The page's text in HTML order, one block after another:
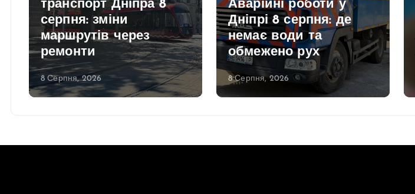
транспорт Дніпра 8
серпня: зміни
маршрутів через
ремонти
8 Серпня, 2026
Аварійні роботи у
Дніпрі 8 серпня: де
немає води та
обмежено рух
8 Серпня, 2026